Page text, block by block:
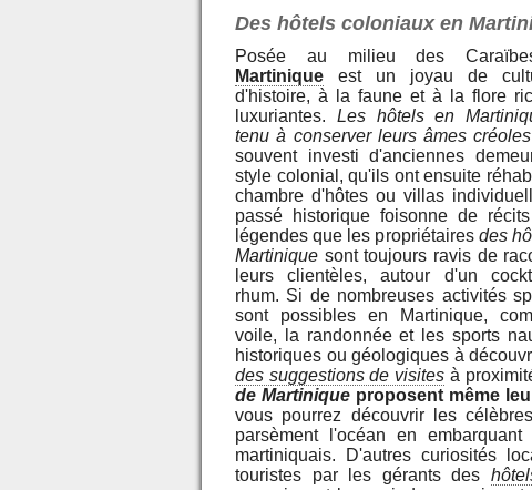
Des hôtels coloniaux en
Posée au milieu des
Martinique est un joyau de
d'histoire, à la faune et à la flore
luxuriantes. Les hôtels en
tenu à conserver leurs âmes créoles
souvent investi d'anciennes
style colonial, qu'ils ont ensuite
chambre d'hôtes ou villas
passé historique foisonne de
légendes que les propriétaires des
Martinique sont toujours ravis de
leurs clientèles, autour d'un
rhum. Si de nombreuses activités
sont possibles en Martinique,
voile, la randonnée et les sports
historiques ou géologiques à
des suggestions de visites à
de Martinique proposent même
vous pourrez découvrir les
parsèment l'océan en
martiniquais. D'autres curiosités
touristes par les gérants des